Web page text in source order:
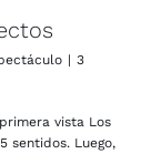
| 3
vista Los
sentidos. Luego,